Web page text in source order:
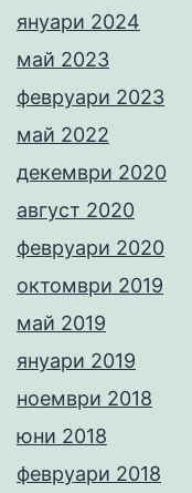
януари 2024
май 2023
февруари 2023
май 2022
декември 2020
август 2020
февруари 2020
октомври 2019
май 2019
януари 2019
ноември 2018
юни 2018
февруари 2018